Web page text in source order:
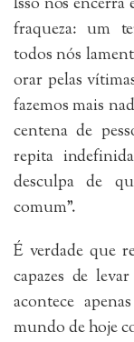
Isso nos
fraqueza: um
todos nós
orar pelas
fazemos mais
centena de
repita
desculpa de
comum”.
É verdade que
capazes de
acontece
mundo de hoje